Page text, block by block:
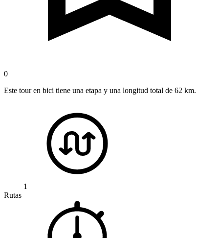
0
Este tour en bici tiene una etapa y una longitud total de 62 km.
1
Rutas